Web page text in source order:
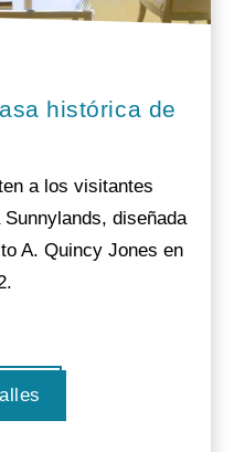
histórica de
a los visitantes
diseñada
A. Quincy Jones en